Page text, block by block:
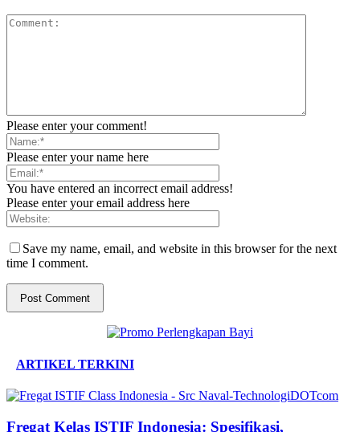
Please enter your comment!
Please enter your name here
You have entered an incorrect email address!
Please enter your email address here
Save my name, email, and website in this browser for the next
time I comment.
ARTIKEL TERKINI
Fregat Kelas ISTIF Indonesia: Spesifikasi,